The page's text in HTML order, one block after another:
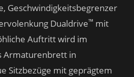
Geschwindigkeitsbegrenzer
Dualdrive™ mit
Auftritt wird im
Armaturenbrett in
Sitzbezüge mit geprägtem